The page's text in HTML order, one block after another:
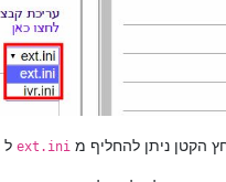
הקטן ניתן להחליף מ ext.ini ל